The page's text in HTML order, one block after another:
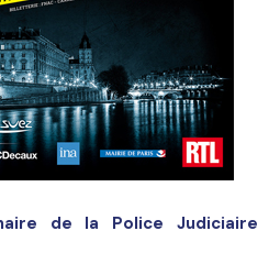
de la Police Judiciaire